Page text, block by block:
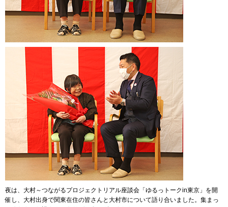
夜は、大村～つながるプロジェクトリアル座談会「ゆるっトークin東京」を開
催し、大村出身で関東在住の皆さんと大村市について語り合いました。集まっ